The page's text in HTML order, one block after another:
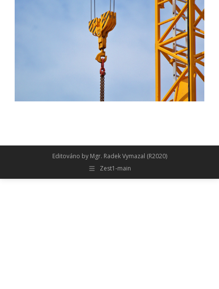
Editováno by Mgr. Radek Vymazal (R2020)
Zest1-main